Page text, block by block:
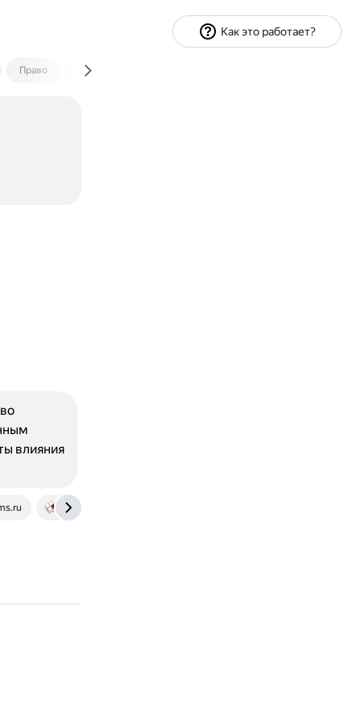
Право Экономика и финансы
www.osp.ru
влияния
Как это работает?